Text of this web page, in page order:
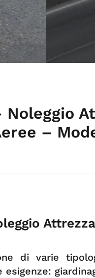
Noleggio
–
di varie